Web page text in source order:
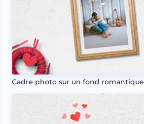
Cadre photo sur un fond romantique